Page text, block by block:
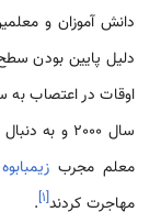
دانش آموزان و
دلیل پایین بودن
اوقات در اعتصاب به
معلم مجرب زیمبابوه
مهاجرت کردند[۱]
.